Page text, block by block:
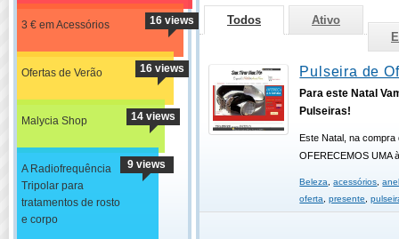
3 € em Acessórios 16 views
Ofertas de Verão 16 views
Malycia Shop 14 views
A Radiofrequência
Tripolar para
tratamentos de rosto
e corpo
9 views
Todos
Ativo
Pulseira de
Para este Natal
Pulseiras!
Este Natal, na compra
OFERECEMOS UMA
Beleza ,acessórios ,
oferta
,presente ,